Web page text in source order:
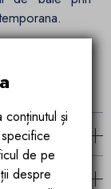
și
de pe
despre